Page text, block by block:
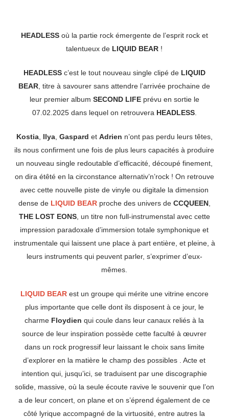
HEADLESSoù la partie rock émergente de l’esprit rock et
talentueux de LIQUID BEAR !
HEADLESSc’est le tout nouveau single clipé de LIQUID
BEAR , titre à savourer sans attendre l’arrivée prochaine de
leur premier album SECOND LIFEprévu en sortie le
07.02.2025 dans lequel on retrouvera HEADLESS.
Kostia, Ilya, Gaspard et Adrien n’ont pas perdu leurs têtes,
ils nous confirment une fois de plus leurs capacités à produire
un nouveau single redoutable d’efficacité, découpé finement,
on dira étêté en la circonstance alternativ’n’rock ! On retrouve
avec cette nouvelle piste de vinyle ou digitale la dimension
dense de LIQUID BEARproche des univers de CCQUEEN,
THE LOST EONS, un titre non full-instrumenstal avec cette
impression paradoxale d’immersion totale symphonique et
instrumentale qui laissent une place à part entière, et pleine, à
leurs instruments qui peuvent parler, s’exprimer d’eux-
mêmes.
LIQUID BEARest un groupe qui mérite une vitrine encore
plus importante que celle dont ils disposent à ce jour, le
charme Floydien qui coule dans leur canaux reliés à la
source de leur inspiration possède cette faculté à œuvrer
dans un rock progressif leur laissant le choix sans limite
d’explorer en la matière le champ des possibles . Acte et
intention qui, jusqu’ici, se traduisent par une discographie
solide, massive, où la seule écoute ravive le souvenir que l’on
a de leur concert, on plane et on s’éprend également de ce
côté lyrique accompagné de la virtuosité, entre autres la